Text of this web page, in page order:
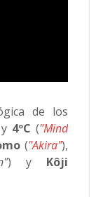
de los
4ºC("Mind
("Akira"),
) y Kôji